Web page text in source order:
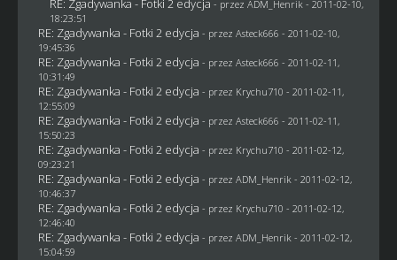
- przez ADM_Henrik - 2011-02-10,
18:23:51
RE: Zgadywanka - Fotki 2 edycja - przez Asteck666 - 2011-02-10,
19:45:36
RE: Zgadywanka - Fotki 2 edycja - przez Asteck666 - 2011-02-11,
10:31:49
RE: Zgadywanka - Fotki 2 edycja - przez Krychu710 - 2011-02-11,
12:55:09
RE: Zgadywanka - Fotki 2 edycja - przez Asteck666 - 2011-02-11,
15:50:23
RE: Zgadywanka - Fotki 2 edycja - przez Krychu710 - 2011-02-12,
09:23:21
RE: Zgadywanka - Fotki 2 edycja - przez ADM_Henrik - 2011-02-12,
10:46:37
RE: Zgadywanka - Fotki 2 edycja - przez Krychu710 - 2011-02-12,
12:46:40
RE: Zgadywanka - Fotki 2 edycja - przez ADM_Henrik - 2011-02-12,
15:04:59